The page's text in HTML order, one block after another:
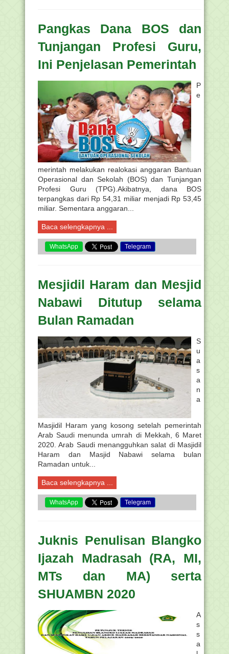
Pangkas Dana BOS dan
Tunjangan Profesi Guru,
Ini Penjelasan Pemerintah
P
e
merintah melakukan realokasi anggaran Bantuan
Operasional dan Sekolah (BOS) dan Tunjangan
Profesi Guru (TPG).Akibatnya, dana BOS
terpangkas dari Rp 54,31 miliar menjadi Rp 53,45
miliar. Sementara anggaran...
Baca selengkapnya ...
WhatsApp Telegram
Mesjidil Haram dan Mesjid
Nabawi Ditutup selama
Bulan Ramadan
S
u
a
s
a
n
a
Masjidil Haram yang kosong setelah pemerintah
Arab Saudi menunda umrah di Mekkah, 6 Maret
2020. Arab Saudi menangguhkan salat di Masjidil
Haram dan Masjid Nabawi selama bulan
Ramadan untuk...
Baca selengkapnya ...
WhatsApp Telegram
Juknis Penulisan Blangko
Ijazah Madrasah (RA, MI,
MTs dan MA) serta
SHUAMBN 2020
A
s
s
a